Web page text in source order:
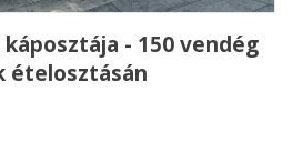
- 150 vendég
ételosztásán